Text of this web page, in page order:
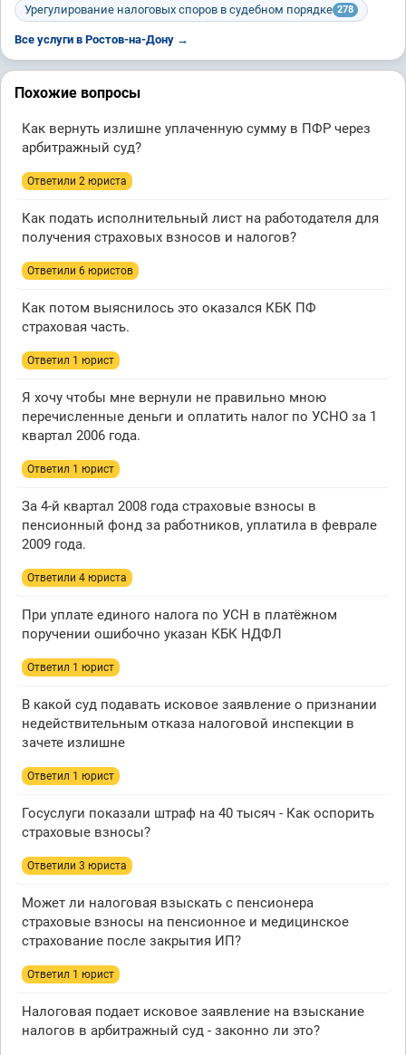
Урегулирование налоговых споров в судебном порядке 278
Все услуги в Ростов-на-Дону →
Похожие вопросы
Как вернуть излишне уплаченную сумму в ПФР через
арбитражный суд?
Ответили 2 юристa
Как подать исполнительный лист на работодателя для
получения страховых взносов и налогов?
Ответили 6 юристов
Как потом выяснилось это оказался КБК ПФ
страховая часть.
Ответил 1 юрист
Я хочу чтобы мне вернули не правильно мною
перечисленные деньги и оплатить налог по УСНО за 1
квартал 2006 года.
Ответил 1 юрист
За 4-й квартал 2008 года страховые взносы в
пенсионный фонд за работников, уплатила в феврале
2009 года.
Ответили 4 юристa
При уплате единого налога по УСН в платёжном
поручении ошибочно указан КБК НДФЛ
Ответил 1 юрист
В какой суд подавать исковое заявление о признании
недействительным отказа налоговой инспекции в
зачете излишне
Ответил 1 юрист
Госуслуги показали штраф на 40 тысяч - Как оспорить
страховые взносы?
Ответили 3 юристa
Может ли налоговая взыскать с пенсионера
страховые взносы на пенсионное и медицинское
страхование после закрытия ИП?
Ответил 1 юрист
Налоговая подает исковое заявление на взыскание
налогов в арбитражный суд - законно ли это?